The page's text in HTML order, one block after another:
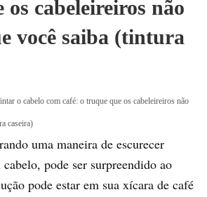
cabeleireiros não
você saiba (tintura
o cabelo com café: o truque que os cabeleireiros não
caseira)
uma maneira de escurecer
pode ser surpreendido ao
pode estar em sua xícara de café